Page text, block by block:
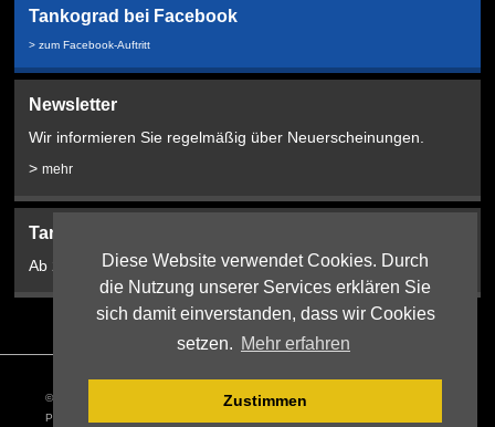
Diese Website verwendet Cookies. Durch
die Nutzung unserer Services erklären Sie
sich damit einverstanden, dass wir Cookies
setzen. Mehr erfahren
Zustimmen
Tankograd bei Facebook
> zum Facebook-Auftritt
Newsletter
Wir informieren Sie regelmäßig über Neuerscheinungen.
>mehr
Tankograd Bookshop:
Ab 2024 hier!
© 2026 Tankograd Publishing Jochen Vollert |Webdesign
PIXEL:PLANTAGE, Erlangen